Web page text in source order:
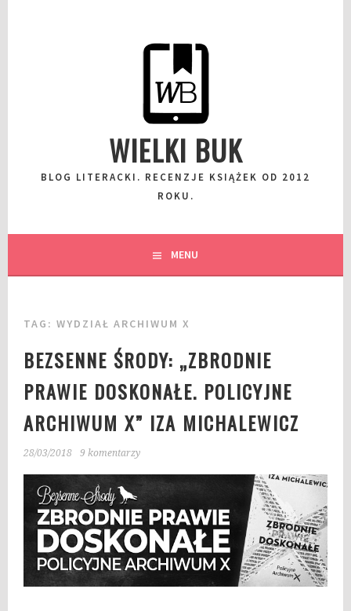
WIELKI BUK
BLOG LITERACKI. RECENZJE KSIĄŻEK OD 2012
ROKU.
MENU
TAG:WYDZIAŁ ARCHIWUM X
BEZSENNE ŚRODY: „ZBRODNIE
PRAWIE DOSKONAŁE. POLICYJNE
ARCHIWUM X” IZA MICHALEWICZ
28/03/2018 9 komentarzy